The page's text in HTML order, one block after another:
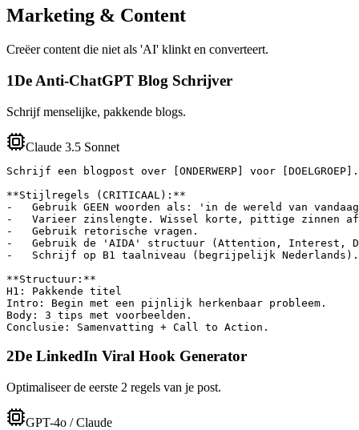
Marketing & Content
Creëer content die niet als 'AI' klinkt en converteert.
1De Anti-ChatGPT Blog Schrijver
Schrijf menselijke, pakkende blogs.
Claude 3.5 Sonnet
Schrijf een blogpost over [ONDERWERP] voor [DOELGROEP].
**Stijlregels (CRITICAAL):**
-   Gebruik GEEN woorden als: 'in de wereld van
-   Varieer zinslengte. Wissel korte, pittige zinnen af
-   Gebruik retorische vragen.
-   Gebruik de 'AIDA' structuur (Attention, Interest,
-   Schrijf op B1 taalniveau (begrijpelijk Nederlands).
**Structuur:**
H1: Pakkende titel
Intro: Begin met een pijnlijk herkenbaar probleem.
Body: 3 tips met voorbeelden.
Conclusie: Samenvatting + Call to Action.
2De LinkedIn Viral Hook Generator
Optimaliseer de eerste 2 regels van je post.
GPT-4o / Claude